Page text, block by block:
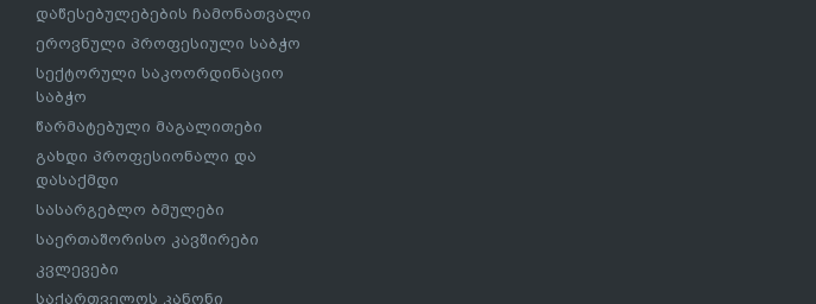
დაწესებულებების ჩამონათვალი
ეროვნული პროფესიული საბჭო
სექტორული საკოორდინაციო
საბჭო
წარმატებული მაგალითები
გახდი პროფესიონალი და
დასაქმდი
სასარგებლო ბმულები
საერთაშორისო კავშირები
კვლევები
საქართველოს კანონი